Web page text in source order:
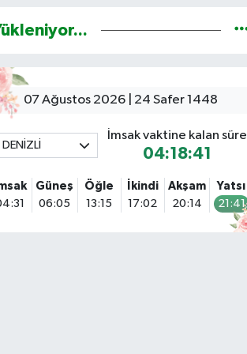
07 Ağustos 2026 | 24 Safer 1448
DENİZLİ
İmsak vaktine kalan süre
04:18:40
Güneş
06:05
Öğle
13:15
İkindi
17:02
Akşam
20:14
Yatsı
21:41